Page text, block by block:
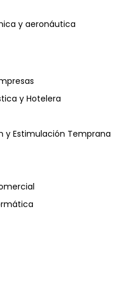
y aeronáutica
y Hotelera
y Estimulación Temprana